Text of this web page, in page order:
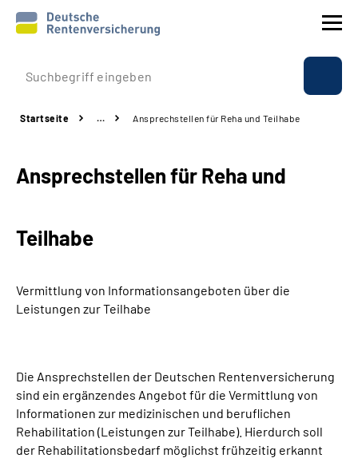
Prävention
Rente
Über uns & Presse
Suche
Language
Startseite … Ansprechstellen für Reha und Teilhabe
Ansprechstellen für Reha und
Teilhabe
Vermittlung von Informationsangeboten über die
Leistungen zur Teilhabe
Die Ansprechstellen der Deutschen Rentenversicherung
sind ein ergänzendes Angebot für die Vermittlung von
Informationen zur medizinischen und beruflichen
Rehabilitation (Leistungen zur Teilhabe). Hierdurch soll
der Rehabilitationsbedarf möglichst frühzeitig erkannt